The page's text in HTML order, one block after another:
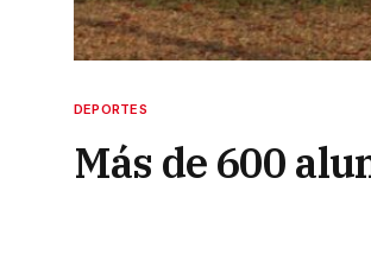
DEPORTES
Más de 600